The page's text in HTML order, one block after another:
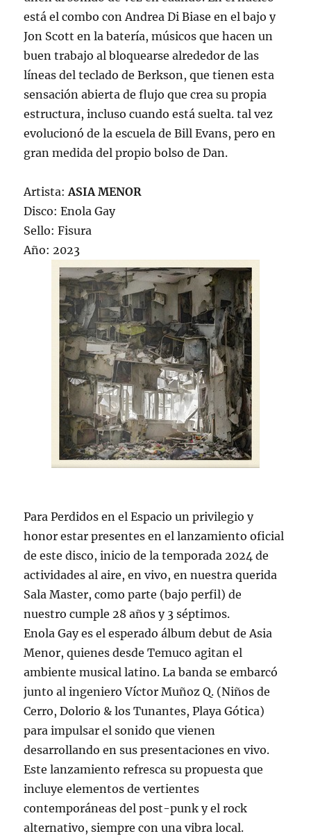
está el combo con Andrea Di Biase en el bajo y
Jon Scott en la batería, músicos que hacen un
buen trabajo al bloquearse alrededor de las
líneas del teclado de Berkson, que tienen esta
sensación abierta de flujo que crea su propia
estructura, incluso cuando está suelta. tal vez
evolucionó de la escuela de Bill Evans, pero en
gran medida del propio bolso de Dan.
Artista:ASIA MENOR
Disco: Enola Gay
Sello: Fisura
Año: 2023
Para Perdidos en el Espacio un privilegio y
honor estar presentes en el lanzamiento oficial
de este disco, inicio de la temporada 2024 de
actividades al aire, en vivo, en nuestra querida
Sala Master, como parte (bajo perfil) de
nuestro cumple 28 años y 3 séptimos.
Enola Gay es el esperado álbum debut de Asia
Menor, quienes desde Temuco agitan el
ambiente musical latino. La banda se embarcó
junto al ingeniero Víctor Muñoz Q. (Niños de
Cerro, Dolorio & los Tunantes, Playa Gótica)
para impulsar el sonido que vienen
desarrollando en sus presentaciones en vivo.
Este lanzamiento refresca su propuesta que
incluye elementos de vertientes
contemporáneas del post-punk y el rock
alternativo, siempre con una vibra local.